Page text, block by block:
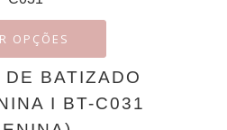
OPÇÕES
DE BATIZADO
I BT-C031